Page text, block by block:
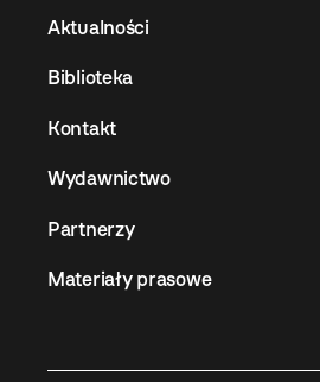
Aktualności
Biblioteka
Kontakt
Wydawnictwo
Partnerzy
Materiały prasowe